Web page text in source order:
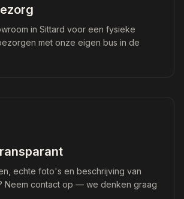
in Sittard voor een fysieke
met onze eigen bus in de
echte foto's en beschrijving van
Neem contact op — we denken graag